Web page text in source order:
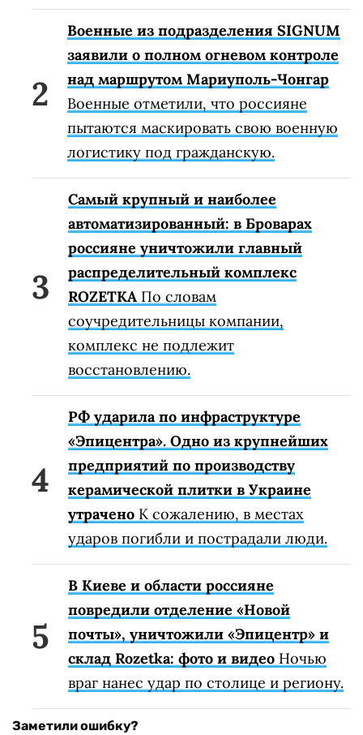
Военные из подразделения SIGNUM
заявили о полном огневом контроле
над маршрутом Мариуполь-Чонгар
Военные отметили, что россияне
пытаются маскировать свою военную
логистику под гражданскую.
Самый крупный и наиболее
автоматизированный: в Броварах
россияне уничтожили главный
распределительный комплекс
ROZETKA По словам
соучредительницы компании,
комплекс не подлежит
восстановлению.
РФ ударила по инфраструктуре
«Эпицентра». Одно из крупнейших
предприятий по производству
керамической плитки в Украине
утрачено К сожалению, в местах
ударов погибли и пострадали люди.
В Киеве и области россияне
повредили отделение «Новой
почты», уничтожили «Эпицентр» и
склад Rozetka: фото и видео Ночью
враг нанес удар по столице и региону.
Заметили ошибку?